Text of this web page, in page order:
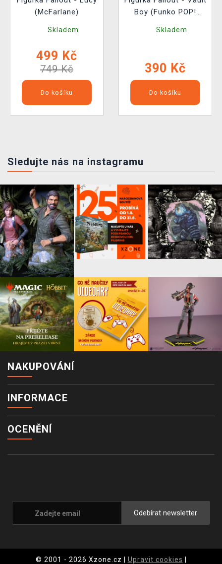
(McFarlane)
Skladem
499 Kč
749 Kč
Do košíku
Boy (Funko POP!
Skladem
390 Kč
Do košíku
Sledujte nás na instagramu
NAKUPOVÁNÍ
INFORMACE
OCENĚNÍ
Odebírat newsletter
© 2001 - 2026 Xzone.cz | Upravit cookies